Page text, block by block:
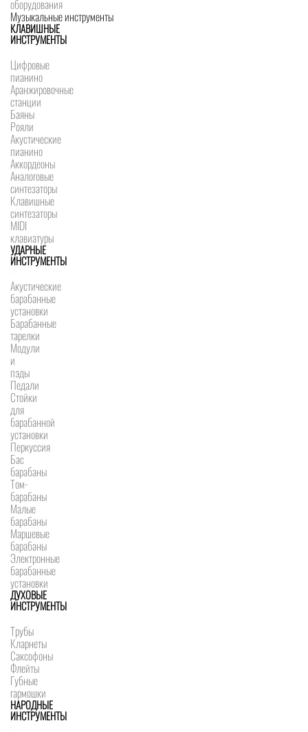
оборудования
Музыкальные инструменты
КЛАВИШНЫЕ
ИНСТРУМЕНТЫ
Цифровые
пианино
Аранжировочные
станции
Баяны
Рояли
Акустические
пианино
Аккордеоны
Аналоговые
синтезаторы
Клавишные
синтезаторы
MIDI
клавиатуры
УДАРНЫЕ
ИНСТРУМЕНТЫ
Акустические
барабанные
установки
Барабанные
тарелки
Модули
и
пэды
Педали
Стойки
для
барабанной
установки
Перкуссия
Бас
барабаны
Том-
барабаны
Малые
барабаны
Маршевые
барабаны
Электронные
барабанные
установки
ДУХОВЫЕ
ИНСТРУМЕНТЫ
Трубы
Кларнеты
Саксофоны
Флейты
Губные
гармошки
НАРОДНЫЕ
ИНСТРУМЕНТЫ